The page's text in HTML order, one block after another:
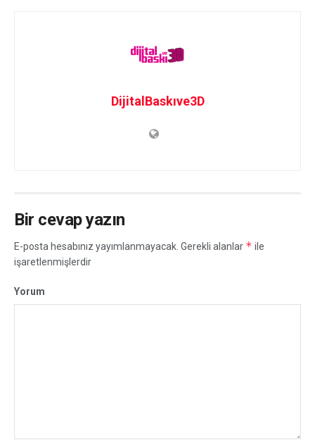
DijitalBaskıve3D
Bir cevap yazın
E-posta hesabınız yayımlanmayacak. Gerekli alanlar * ile
işaretlenmişlerdir
Yorum